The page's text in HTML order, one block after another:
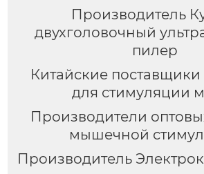
Производитель
двухголовочный
пилер
Китайские поставщики
для стимуляции
Производители
мышечной
Производитель